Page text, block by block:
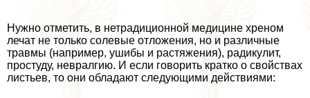
Нужно отметить, в нетрадиционной медицине хреном
лечат не только солевые отложения, но и различные
травмы (например, ушибы и растяжения), радикулит,
простуду, невралгию. И если говорить кратко о свойствах
листьев, то они обладают следующими действиями: